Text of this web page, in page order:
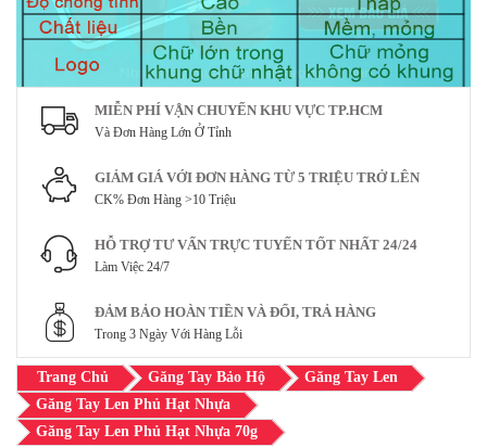
MIỄN PHÍ VẬN CHUYỂN KHU VỰC TP.HCM
Và Đơn Hàng Lớn Ở Tỉnh
GIẢM GIÁ VỚI ĐƠN HÀNG TỪ 5 TRIỆU TRỞ LÊN
CK% Đơn Hàng >10 Triệu
HỖ TRỢ TƯ VẤN TRỰC TUYẾN TỐT NHẤT 24/24
Làm Việc 24/7
ĐẢM BẢO HOÀN TIỀN VÀ ĐỔI, TRẢ HÀNG
Trong 3 Ngày Với Hàng Lỗi
Trang Chủ Găng Tay Bảo Hộ
Găng Tay Len
Găng Tay Len Phủ Hạt Nhựa
Găng Tay Len Phủ Hạt Nhựa 70g